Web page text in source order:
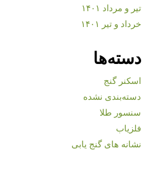
تیر و مرداد ۱۴۰۱
خرداد و تیر ۱۴۰۱
دسته‌ها
اسکنر گنج
دسته‌بندی نشده
سنسور طلا
فلزیاب
نشانه های گنج یابی